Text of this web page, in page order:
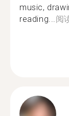
music,
reading...阅